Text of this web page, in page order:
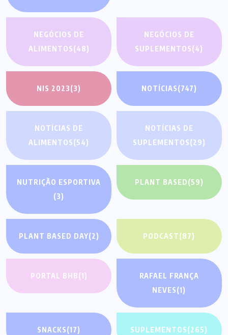
NEGÓCIOS DE
ALIMENTOS(48)
NEGÓCIOS DE
SUPLEMENTOS(4)
NIS 2023(3) NOTÍCIAS(747)
NOTÍCIAS DE
ALIMENTOS(54)
NOTÍCIAS DE
SUPLEMENTOS(29)
NUTRIÇÃO ESPORTIVA
(3)
PLANT BASED(59)
PLANT BASED DAY(2) PODCAST(87)
PORTAL BHB(1)
RAFAEL FRANÇA
NEVES(1)
SNACKS(17) SUPLEMENTOS(265)